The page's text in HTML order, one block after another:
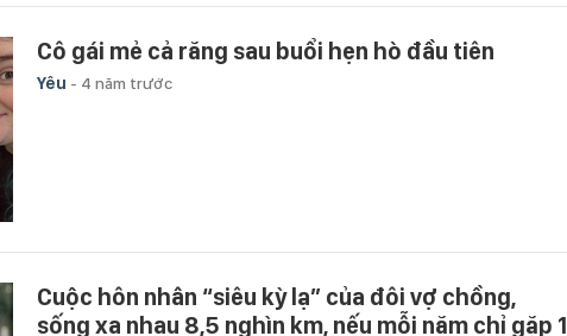
Cô gái mẻ cả răng sau buổi hẹn hò đầu tiên
Yêu - 4 năm trước
Cuộc hôn nhân “siêu kỳ lạ” của đôi vợ chồng,
sống xa nhau 8,5 nghìn km, nếu mỗi năm chỉ gặp 1